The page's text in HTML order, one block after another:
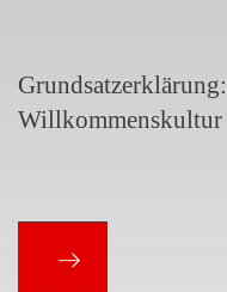
Grundsatzerklärung:
Willkommenskultur